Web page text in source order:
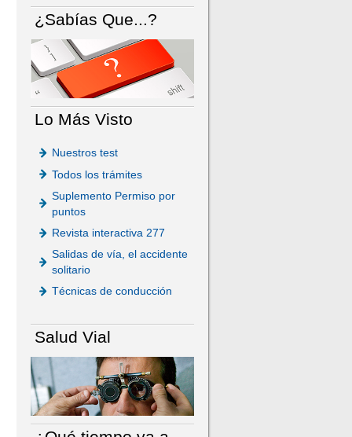
¿Sabías Que...?
Lo Más Visto
Nuestros test
Todos los trámites
Suplemento Permiso por
puntos
Revista interactiva 277
Salidas de vía, el accidente
solitario
Técnicas de conducción
Salud Vial